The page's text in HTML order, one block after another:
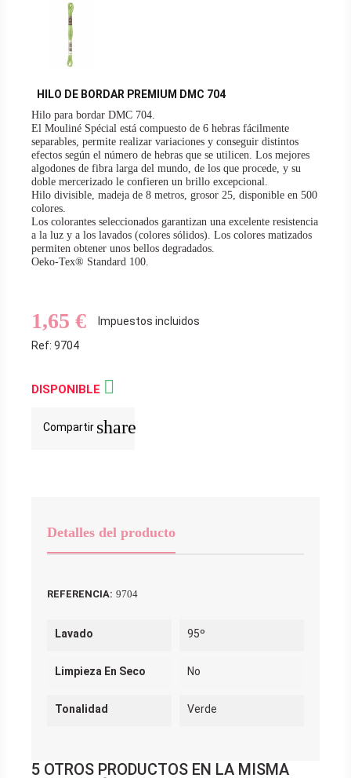
HILO DE BORDAR PREMIUM DMC 704
Hilo para bordar DMC 704.
El Mouliné Spécial está compuesto de 6 hebras fácilmente
separables, permite realizar variaciones y conseguir distintos
efectos según el número de hebras que se utilicen. Los mejores
algodones de fibra larga del mundo, de los que procede, y su
doble mercerizado le confieren un brillo excepcional.
Hilo divisible, madeja de 8 metros, grosor 25, disponible en 500
colores.
Los colorantes seleccionados garantizan una excelente resistencia
a la luz y a los lavados (colores sólidos). Los colores matizados
permiten obtener unos bellos degradados.
Oeko-Tex® Standard 100.
1,65 €
Impuestos incluidos
Ref: 9704
DISPONIBLE 
Compartir share
Detalles del producto
REFERENCIA: 9704
Lavado 95º
Limpieza En Seco No
Tonalidad Verde
5 OTROS PRODUCTOS EN LA MISMA